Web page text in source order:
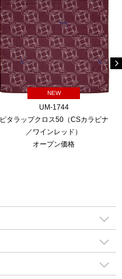
NEW
UM-1744
ピタラップクロス50（CSカラビナ
／ワインレッド）
オープン価格